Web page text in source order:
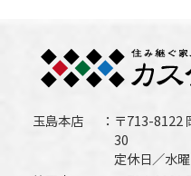
玉島本店
〒713-8122
30
定休日／水